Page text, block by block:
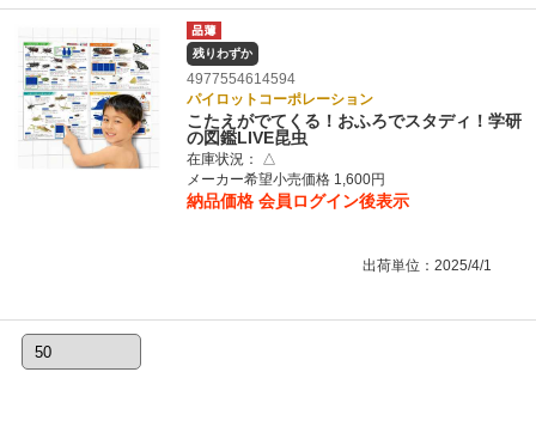
残りわずか
4977554614594
パイロットコーポレーション
こたえがでてくる！おふろでスタディ！学研
の図鑑LIVE昆虫
在庫状況：
△
メーカー希望小売価格 1,600円
納品価格 会員ログイン後表示
出荷単位：2025/4/1